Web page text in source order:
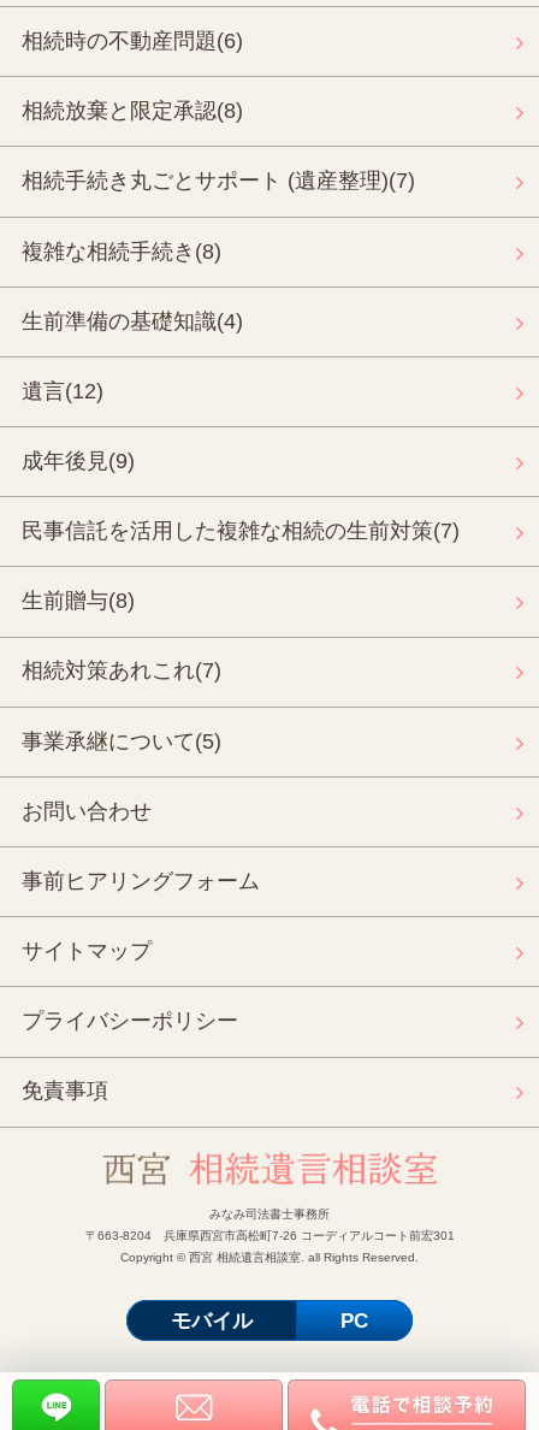
相続時の不動産問題(6)
相続放棄と限定承認(8)
相続手続き丸ごとサポート (遺産整理)(7)
複雑な相続手続き (8)
生前準備の基礎知識(4)
遺言(12)
成年後見(9)
民事信託を活用した複雑な相続の生前対策(7)
生前贈与(8)
相続対策あれこれ(7)
事業承継について(5)
お問い合わせ
事前ヒアリングフォーム
サイトマップ
プライバシーポリシー
免責事項
みなみ司法書士事務所
〒663-8204 兵庫県西宮市高松町7-26 コーディアルコート前宏301
Copyright © 西宮 相続遺言相談室. all Rights Reserved.
モバイル PC